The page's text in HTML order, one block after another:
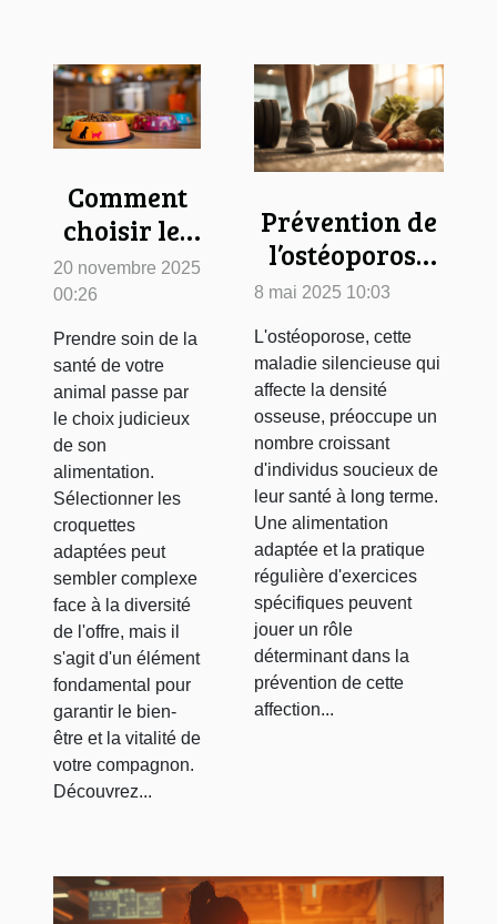
Comment
choisir les
meilleures
croquettes
pour la
santé de
votre
animal ?
20 novembre 2025
00:26
Prendre soin de la
santé de votre
animal passe par
le choix judicieux
de son
alimentation.
Sélectionner les
croquettes
adaptées peut
sembler complexe
face à la diversité
de l'offre, mais il
s'agit d'un élément
fondamental pour
garantir le bien-
être et la vitalité de
votre compagnon.
Découvrez...
Prévention de
l’ostéoporose
stratégies
nutritionnelles
et exercices
ciblés pour
renforcer la
densité
osseuse
8 mai 2025 10:03
L'ostéoporose, cette
maladie silencieuse qui
affecte la densité
osseuse, préoccupe un
nombre croissant
d'individus soucieux de
leur santé à long terme.
Une alimentation
adaptée et la pratique
régulière d'exercices
spécifiques peuvent
jouer un rôle
déterminant dans la
prévention de cette
affection...